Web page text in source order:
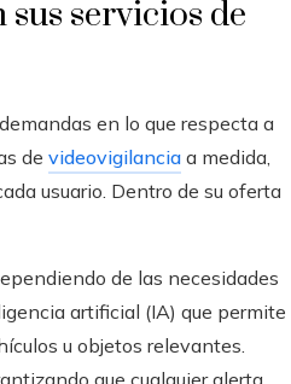
servicios de
en lo que respecta a
de videovigilancia a medida,
usuario. Dentro de su oferta
de las necesidades
artificial (IA) que permite
u objetos relevantes.